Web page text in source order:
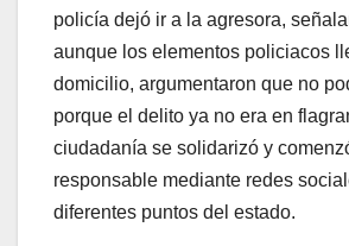
policía dejó ir a la agresora,
aunque los elementos policiacos
domicilio, argumentaron que no
porque el delito ya no era en
ciudadanía se solidarizó y
responsable mediante redes
diferentes puntos del estado.